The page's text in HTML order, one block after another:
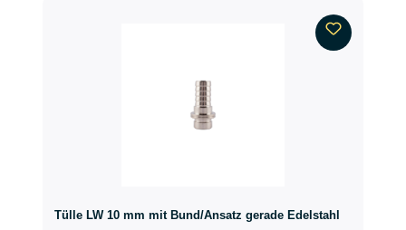
Tülle LW 10 mm mit Bund/Ansatz gerade Edelstahl